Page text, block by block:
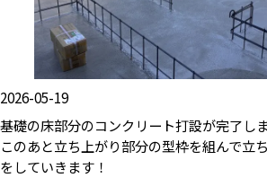
2026-05-19
基礎の床部分のコンクリート打設が完了し
このあと立ち上がり部分の型枠を組んで立
をしていきます！